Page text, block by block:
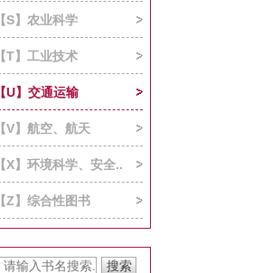
【S】农业科学
【T】工业技术
【U】交通运输
【V】航空、航天
【X】环境科学、安全..
【Z】综合性图书